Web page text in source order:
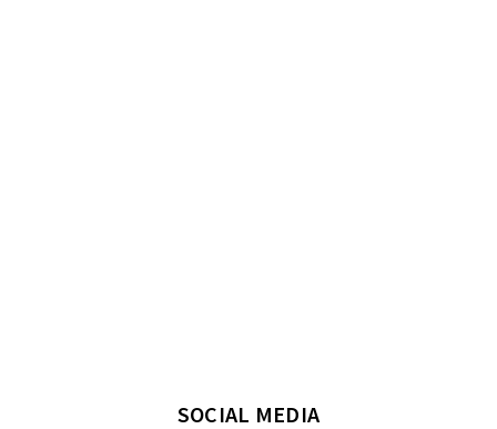
SOCIAL MEDIA